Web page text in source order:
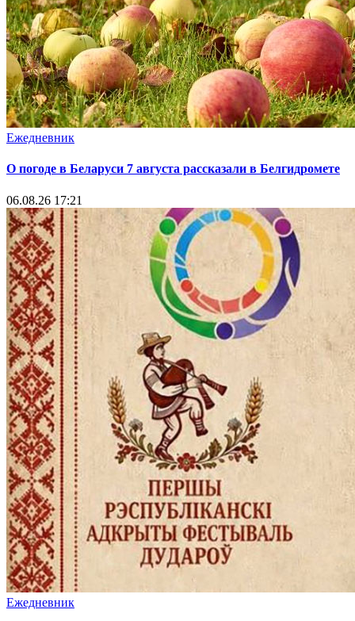
Ежедневник
О погоде в Беларуси 7 августа рассказали в Белгидромете
06.08.26 17:21
Ежедневник